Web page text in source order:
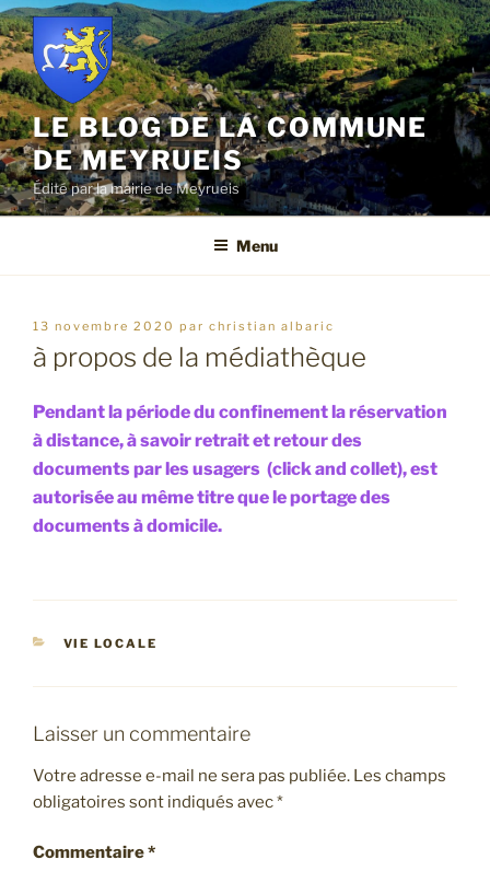
Aller
au
contenu
principal
LE BLOG DE LA COMMUNE
DE MEYRUEIS
Édité par la mairie de Meyrueis
Menu
publié
le
13 novembre 2020 par christian albaric
à propos de la médiathèque
Pendant la période du confinement la réservation
à distance, à savoir retrait et retour des
documents par les usagers (click and collet), est
autorisée au même titre que le portage des
documents à domicile.
CATÉGORIES
VIE LOCALE
Laisser un commentaire
Votre adresse e-mail ne sera pas publiée. Les champs
obligatoires sont indiqués avec*
Commentaire*